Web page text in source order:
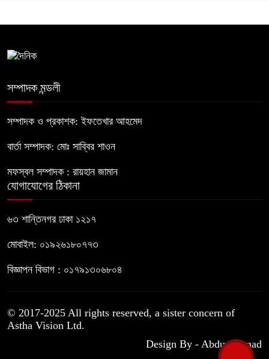
হাসিনাকে সংবাদমাধ্যমে কথা বলার সুযোগ
ফের জকসু নেতার ওপর হামলা
সম্পাদক মন্ডলী
সম্পাদক ও প্রকাশক: ইফতেখার আহমেদ
বার্তা সম্পাদক: মোঃ সাব্বির শাওন
মফস্বল সম্পাদক : রায়হান জামান
যোগাযোগের ঠিকানা
৬৩ শান্তিনগর ঢাকা ১২১৭
মোবাইল: ০১৯২৬১৮০৭৭৩
বিজ্ঞাপন বিভাগ : ০১৭৯১৩০৬৮০৪
© 2017-2025 All rights reserved, a sister concern of
Astha Vision Ltd.
Design By - Abdus Samad